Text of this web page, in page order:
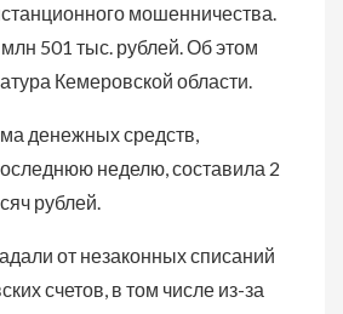
мошенничества.
501 тыс. рублей. Об этом
Кемеровской области.
денежных средств,
неделю, составила 2
рублей.
от незаконных списаний
счетов, в том числе из-за